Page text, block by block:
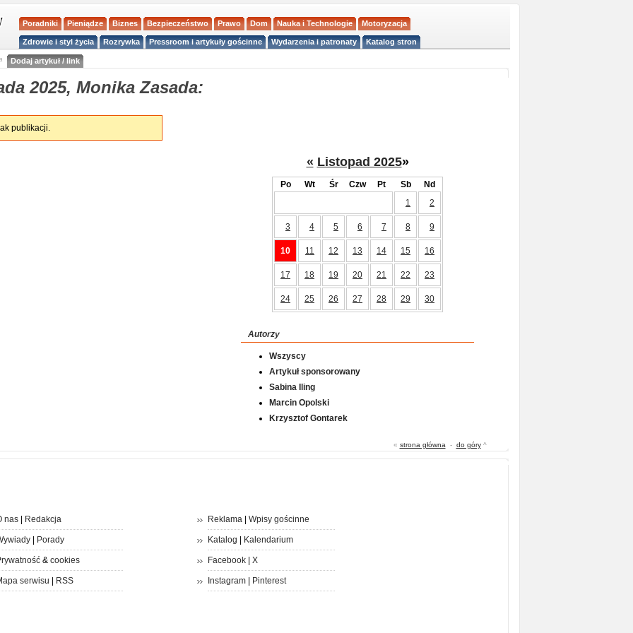
Poradniki Pieniądze Biznes Bezpieczeństwo Prawo Dom Nauka i Technologie Motoryzacja
Zdrowie i styl życia Rozrywka Pressroom i artykuły gościnne Wydarzenia i patronaty Katalog stron
Dodaj artykuł / link
2025, Monika Zasada:
publikacji.
« Listopad 2025»
Po Wt Śr Czw Pt Sb
Nd
1
2
3 4 5 6 7 8 9
10 11 12 13 14 15 16
17 18 19 20 21 22 23
24 25 26 27 28 29 30
Autorzy
Wszyscy
Artykuł sponsorowany
Sabina Iling
Marcin Opolski
Krzysztof Gontarek
« strona główna - do góry^
nas| Redakcja
| Porady
& cookies
serwisu RSS
Reklama| Wpisy gościnne
Katalog Kalendarium
Facebook| X
Instagram| Pinterest